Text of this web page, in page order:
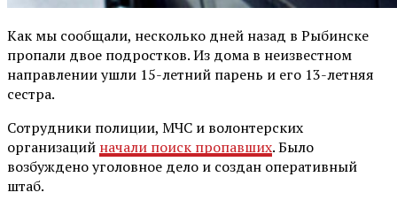
Как мы сообщали, несколько дней назад в Рыбинске
пропали двое подростков. Из дома в неизвестном
направлении ушли 15-летний парень и его 13-летняя
сестра.
Сотрудники полиции, МЧС и волонтерских
организаций начали поиск пропавших. Было
возбуждено уголовное дело и создан оперативный
штаб.